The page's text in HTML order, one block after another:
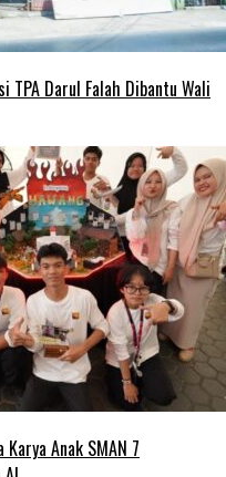
TPA Darul Falah Dibantu Wali
Anak SMAN 7